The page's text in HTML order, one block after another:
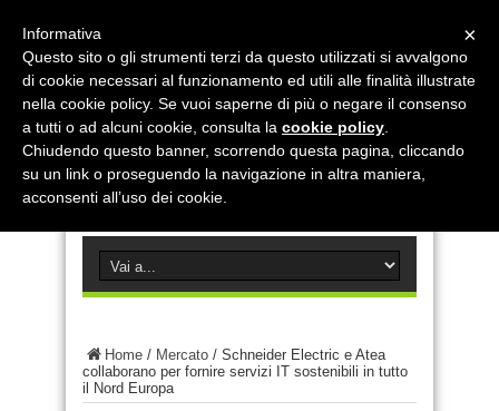
Home / Mercato / Schneider Electric e Atea
collaborano per fornire servizi IT sostenibili in tutto
il Nord Europa
×
Informativa
Questo sito o gli strumenti terzi da questo utilizzati si avvalgono
di cookie necessari al funzionamento ed utili alle finalità illustrate
nella cookie policy. Se vuoi saperne di più o negare il consenso
a tutti o ad alcuni cookie, consulta la cookie policy
Chiudendo questo banner, scorrendo questa pagina, cliccando
su un link o proseguendo la navigazione in altra maniera,
acconsenti all’uso dei cookie.